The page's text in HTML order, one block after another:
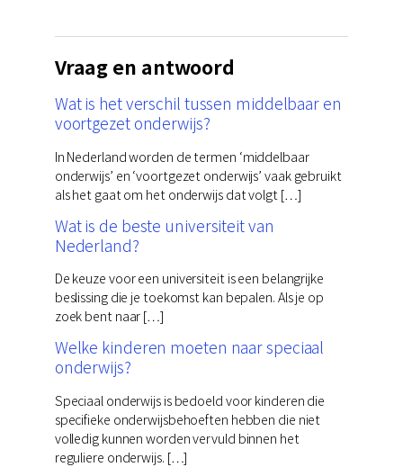
Vraag en antwoord
Wat is het verschil tussen middelbaar en
voortgezet onderwijs?
In Nederland worden de termen ‘middelbaar
onderwijs’ en ‘voortgezet onderwijs’ vaak gebruikt
als het gaat om het onderwijs dat volgt […]
Wat is de beste universiteit van
Nederland?
De keuze voor een universiteit is een belangrijke
beslissing die je toekomst kan bepalen. Als je op
zoek bent naar […]
Welke kinderen moeten naar speciaal
onderwijs?
Speciaal onderwijs is bedoeld voor kinderen die
specifieke onderwijsbehoeften hebben die niet
volledig kunnen worden vervuld binnen het
reguliere onderwijs. […]